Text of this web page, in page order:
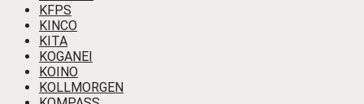
KFPS
KINCO
KITA
KOGANEI
KOINO
KOLLMORGEN